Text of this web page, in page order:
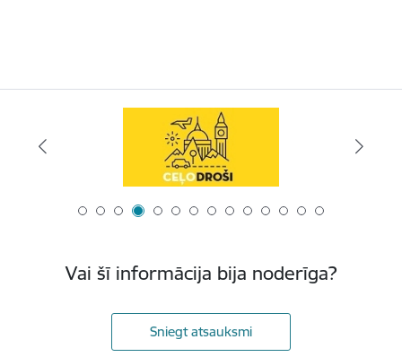
Vai šī informācija bija noderīga?
Sniegt atsauksmi